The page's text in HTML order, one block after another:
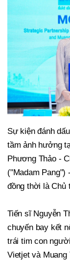
Sự kiện đánh
tầm ảnh hưởng
Phương Thảo -
("Madam Pang")
đồng thời là Chủ
Tiến sĩ Nguyễn
chuyến bay kết
trái tim con
Vietjet và